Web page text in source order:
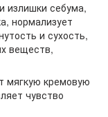
излишки себума,
нормализует
и сухость,
веществ,
мягкую кремовую
чувство